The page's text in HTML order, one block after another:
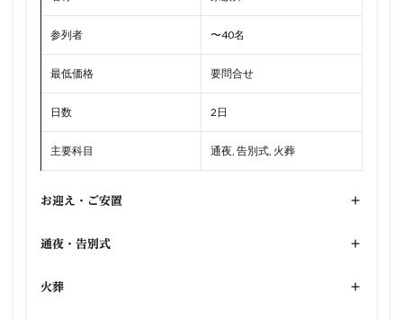
参列者 〜40名
最低価格 要問合せ
日数 2日
主要科目 通夜, 告別式, 火葬
お迎え・ご安置 +
通夜・告別式 +
火葬 +